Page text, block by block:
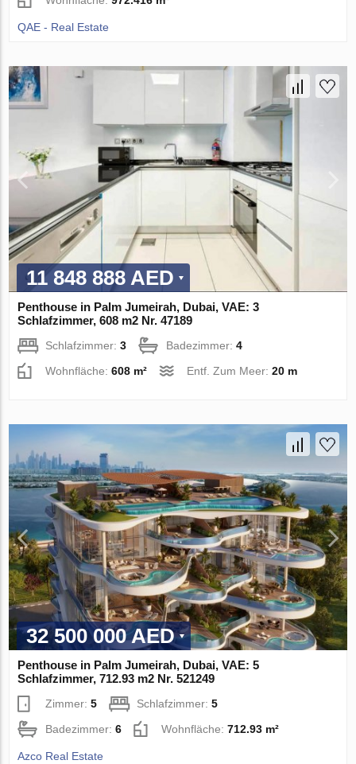
QAE - Real Estate
11 848 888 AED
Penthouse in Palm Jumeirah, Dubai, VAE: 3
Schlafzimmer, 608 m2 Nr. 47189
Schlafzimmer:3 Badezimmer:4
Wohnfläche:608 m² Entf. Zum Meer:20 m
32 500 000 AED
Penthouse in Palm Jumeirah, Dubai, VAE: 5
Schlafzimmer, 712.93 m2 Nr. 521249
Zimmer:5 Schlafzimmer:5
Badezimmer:6 Wohnfläche:712.93 m²
Azco Real Estate